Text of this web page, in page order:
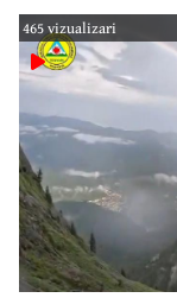
465 vizualizari